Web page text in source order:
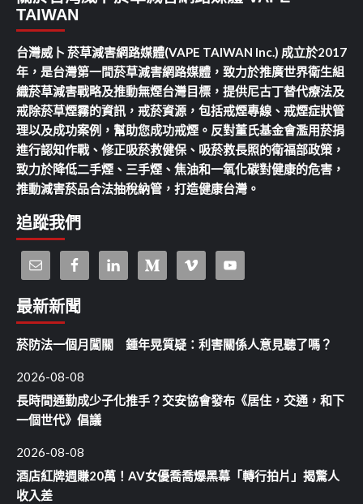
TAIWAN
台灣威卜 菸草減害網路媒體(VAPE TAIWAN Inc.) 成立於2017
年，是台灣第一間菸草減害網路媒體，致力於推廣世界衛生組
織菸草減害戰略及推動無煙台灣目標，提供尼古丁替代療法及
戒除菸草煙霧的資訊，戒菸資源，包括戒煙專線、戒煙症狀管
理以及成功案例，幫助您成功戒煙。反對董氏基金會濫用菸捐
進行認知作戰、修正吸菸救健保、吸菸救長照的衛福部政策，
致力於降低二手煙、三手煙、焦油和一氧化碳對健康的危害，
推動減害菸品合法抽稅納管，打造健康台灣。
追蹤我們
最新新聞
菸防法一個月闖關 鍾年晃質疑：利害關係人意見聽了嗎？
2026-08-08
長時間通勤成少子化推手？交安協會發布《居住，交通，和下
一個世代》倡議
2026-08-08
酒店紅牌週賺20萬！AV女優喬喬爆黑幕「轉行拍片」揭驚人
收入差